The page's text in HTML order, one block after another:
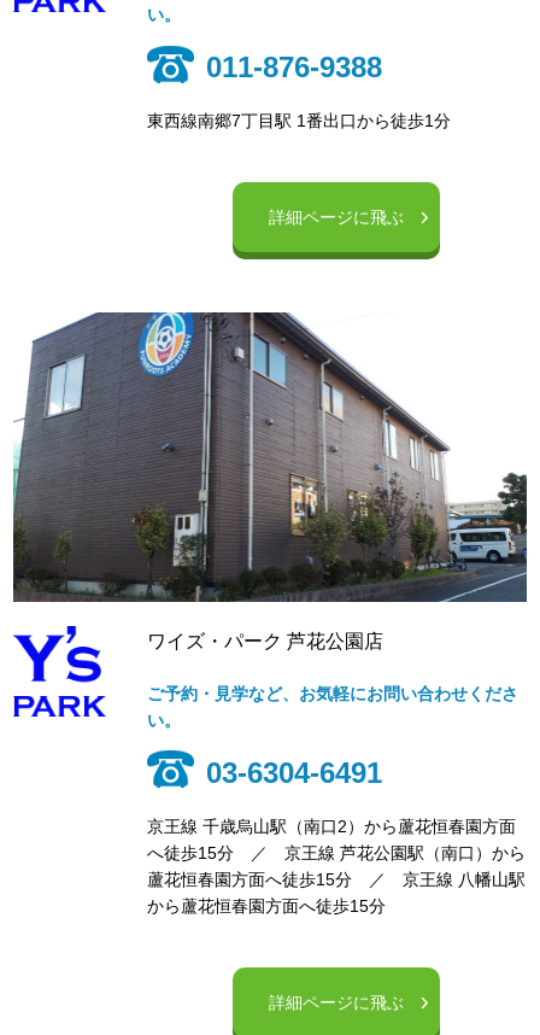
い。
011-876-9388
東西線南郷7丁目駅 1番出口から徒歩1分
詳細ページに飛ぶ
ワイズ・パーク 芦花公園店
ご予約・見学など、お気軽にお問い合わせくださ
い。
03-6304-6491
京王線 千歳烏山駅（南口2）から蘆花恒春園方面
へ徒歩15分 ／ 京王線 芦花公園駅（南口）から
蘆花恒春園方面へ徒歩15分 ／ 京王線 八幡山駅
から蘆花恒春園方面へ徒歩15分
詳細ページに飛ぶ